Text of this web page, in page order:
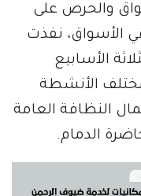
والحرص على
الأسواق، نفذت
الأسابيع
على مختلف الأنشطة
النظافة العامة
الدمام.